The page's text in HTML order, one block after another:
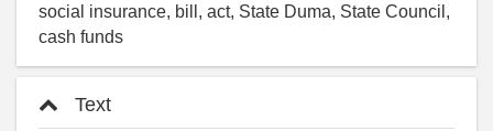
social insurance, bill, act, State Duma, State Council,
cash funds
Text